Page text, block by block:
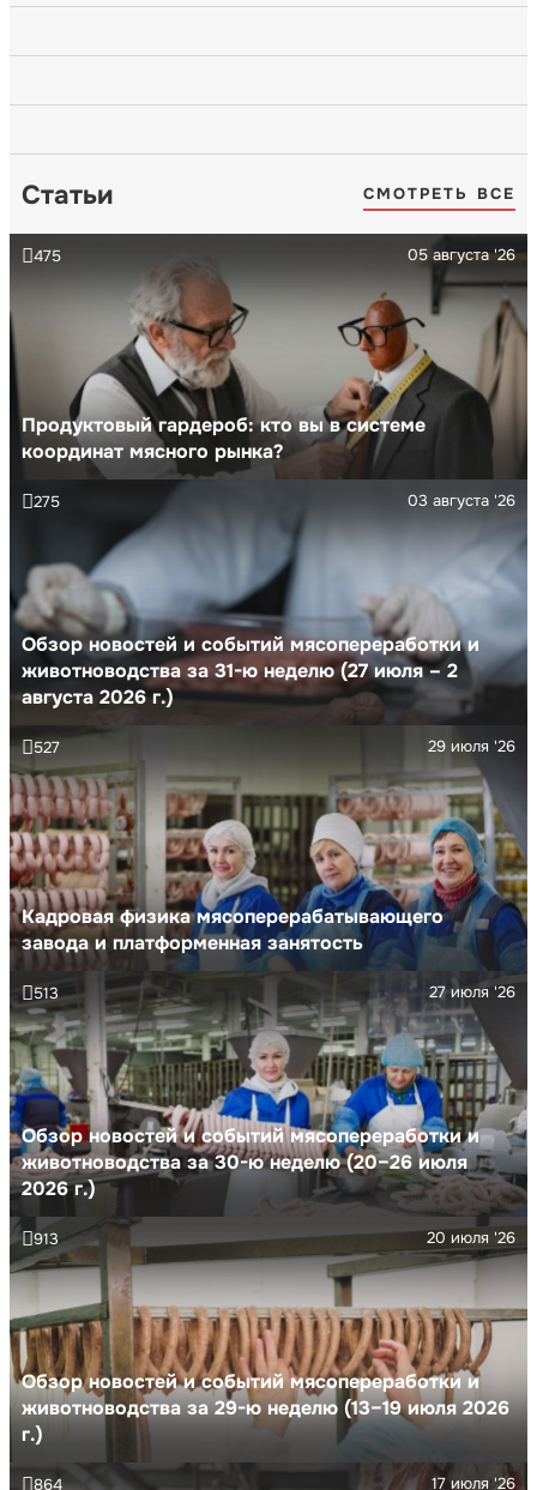
Статьи СМОТРЕТЬ ВСЕ
Продуктовый гардероб: кто вы в системе
координат мясного рынка?
05 августа '26
475
Обзор новостей и событий мясопереработки и
животноводства за 31-ю неделю (27 июля – 2
августа 2026 г.)
03 августа '26
275
Кадровая физика мясоперерабатывающего
завода и платформенная занятость
29 июля '26
527
Обзор новостей и событий мясопереработки и
животноводства за 30-ю неделю (20–26 июля
2026 г.)
27 июля '26
513
Обзор новостей и событий мясопереработки и
животноводства за 29-ю неделю (13–19 июля 2026
г.)
20 июля '26
913
17 июля '26
864